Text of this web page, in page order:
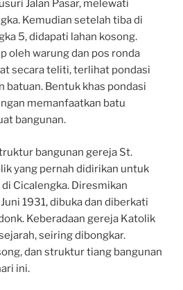
Jalan Pasar, melewati
Kemudian setelah tiba di
5, didapati lahan kosong.
oleh warung dan pos ronda
secara teliti, terlihat pondasi
batuan. Bentuk khas pondasi
memanfaatkan batu
bangunan.
bangunan gereja St.
yang pernah didirikan untuk
Cicalengka. Diresmikan
1931, dibuka dan diberkati
Keberadaan gereja Katolik
seiring dibongkar.
dan struktur tiang bangunan
ini.